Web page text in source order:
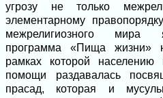
угрозу не только
элементарному
межрелигиозного мира
программа «Пища жизни»
рамках которой населению
помощи раздавалась
прасад, которая и